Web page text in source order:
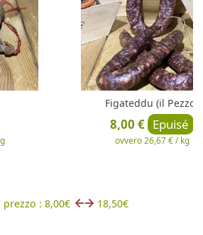
Figateddu (il Pezzo)
8,00 € Epuisé
ovvero 26,67 € / kg
prezzo : 8,00€ 18,50€